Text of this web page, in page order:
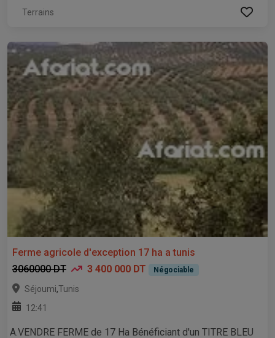
Terrains
Ferme agricole d'exception 17 ha a tunis
3060000 DT
3 400 000 DT Négociable
Séjoumi,Tunis
12:41
A.VENDRE FERME de 17 Ha Bénéficiant d'un TITRE BLEU